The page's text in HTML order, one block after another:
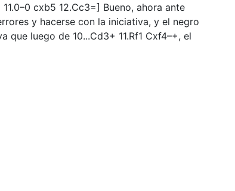
cxb5 12.Cc3=] Bueno, ahora ante
y hacerse con la iniciativa, y el negro
que luego de 10...Cd3+ 11.Rf1 Cxf4–+, el